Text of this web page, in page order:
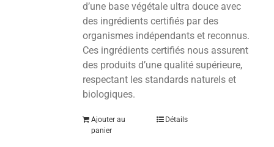
d’une base végétale ultra douce avec
des ingrédients certifiés par des
organismes indépendants et reconnus.
Ces ingrédients certifiés nous assurent
des produits d’une qualité supérieure,
respectant les standards naturels et
biologiques.
Ajouter au
panier
Détails